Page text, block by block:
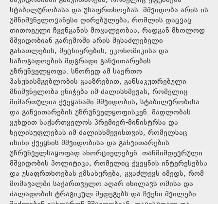
სტაბილურობასა და უსაფრთხოებას. მშვიდობა არის ის
უმნიშვნელოვანესი ღირებულება, რომლის დაცვაც
თითოეული ჩვენგანის მოვალეობაა, რადგან მხოლოდ
მშვიდობიან გარემოში არის შესაძლებელი
განათლების, მეცნიერების, ეკონომიკისა და
საზოგადოების მდგრადი განვითარების
უზრუნველყოფა. სწორედ ამ საერთო
პასუხისმგებლობის გააზრებით, განსაკუთრებული
მნიშვნელობა ენიჭება იმ ძალისხმევას, რომელიც
მიმართულია ქვეყანაში მშვიდობის, სტაბილურობისა
და განვითარების უზრუნველყოფისკენ. მადლობას
ვუხდით საქართველოს პრემიერ-მინისტრსა და
ხელისუფლებას იმ ძალისხმევისთვის, რომელსაც
ისინი ქვეყნის მშვიდობისა და განვითარების
უზრუნველსაყოფად ახორციელებენ. თანმიმდევრული
მშვიდობის პოლიტიკა, რომელიც ქვეყნის ინტერესებსა
და უსაფრთხოებას ემსახურება, გვაძლევს იმედს, რომ
მომავალში საქართველო აღარ იხილავს ომისა და
ძალადობის ტრაგიკულ შედეგებს და ჩვენი შვილები